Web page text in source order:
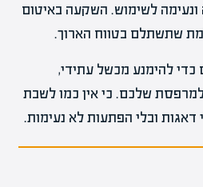
לשימוש. השקעה באיטום
שתשתלם בטווח הארוך.
להימנע מכשל עתידי,
שלכם. כי אין כמו לשבת
ובלי הפתעות לא נעימות.